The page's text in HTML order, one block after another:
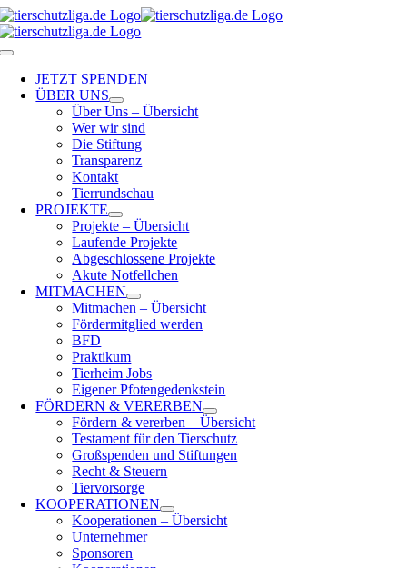
Skip
to
content
Toggle
NavigationJETZT SPENDEN
ÜBER UNS
Über Uns – Übersicht
Wer wir sind
Die Stiftung
Transparenz
Kontakt
Tierrundschau
PROJEKTE
Projekte – Übersicht
Laufende Projekte
Abgeschlossene Projekte
Akute Notfellchen
MITMACHEN
Mitmachen – Übersicht
Fördermitglied werden
BFD
Praktikum
Tierheim Jobs
Eigener Pfotengedenkstein
FÖRDERN & VERERBEN
Fördern & vererben – Übersicht
Testament für den Tierschutz
Großspenden und Stiftungen
Recht & Steuern
Tiervorsorge
KOOPERATIONEN
Kooperationen – Übersicht
Unternehmer
Sponsoren